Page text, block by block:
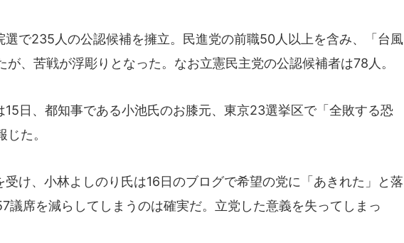
で235人の公認候補を擁立。民進党の前職50人以上を含み、「台風
が、苦戦が浮彫りとなった。なお立憲民主党の公認候補者は78人。
日、都知事である小池氏のお膝元、東京23選挙区で「全敗する恐
た。
け、小林よしのり氏は16日のブログで希望の党に「あきれた」と落
議席を減らしてしまうのは確実だ。立党した意義を失ってしまっ